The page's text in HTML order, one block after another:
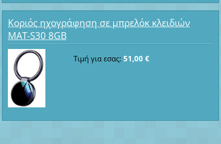
Κοριός ηχογράφηση σε μπρελόκ κλειδιών
MAT-S30 8GB
Τιμή για εσας: 51,00 €